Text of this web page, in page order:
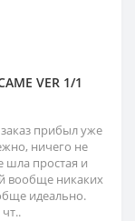
VER 1/1
прибыл уже
ничего не
шла простая и
вообще никаких
идеально.